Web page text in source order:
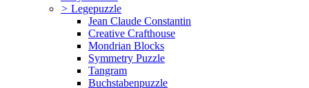
> Legepuzzle
Jean Claude Constantin
Creative Crafthouse
Mondrian Blocks
Symmetry Puzzle
Tangram
Buchstabenpuzzle